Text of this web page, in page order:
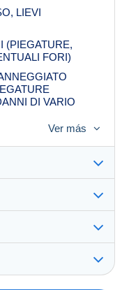
LIEVI
(PIEGATURE,
FORI)
DI VARIO
Ver más